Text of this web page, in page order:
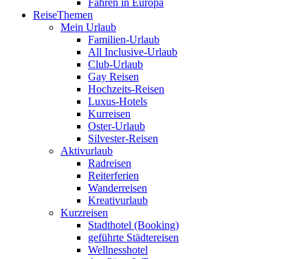
Fähren in Europa
ReiseThemen
Mein Urlaub
Familien-Urlaub
All Inclusive-Urlaub
Club-Urlaub
Gay Reisen
Hochzeits-Reisen
Luxus-Hotels
Kurreisen
Oster-Urlaub
Silvester-Reisen
Aktivurlaub
Radreisen
Reiterferien
Wanderreisen
Kreativurlaub
Kurzreisen
Stadthotel (Booking)
geführte Städtereisen
Wellnesshotel